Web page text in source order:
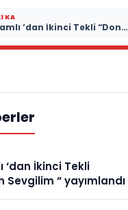
Yonca Samlı ‘dan İkinci Tekli “Donacaksın Sevgilim “ yayımlandı
‘dan İkinci Tekli
Sevgilim “ yayımlandı